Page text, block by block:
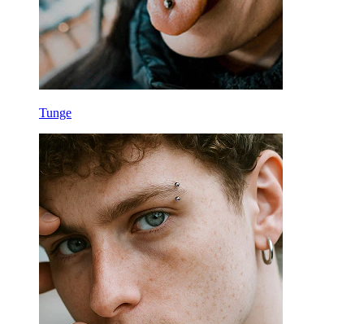
Tunge